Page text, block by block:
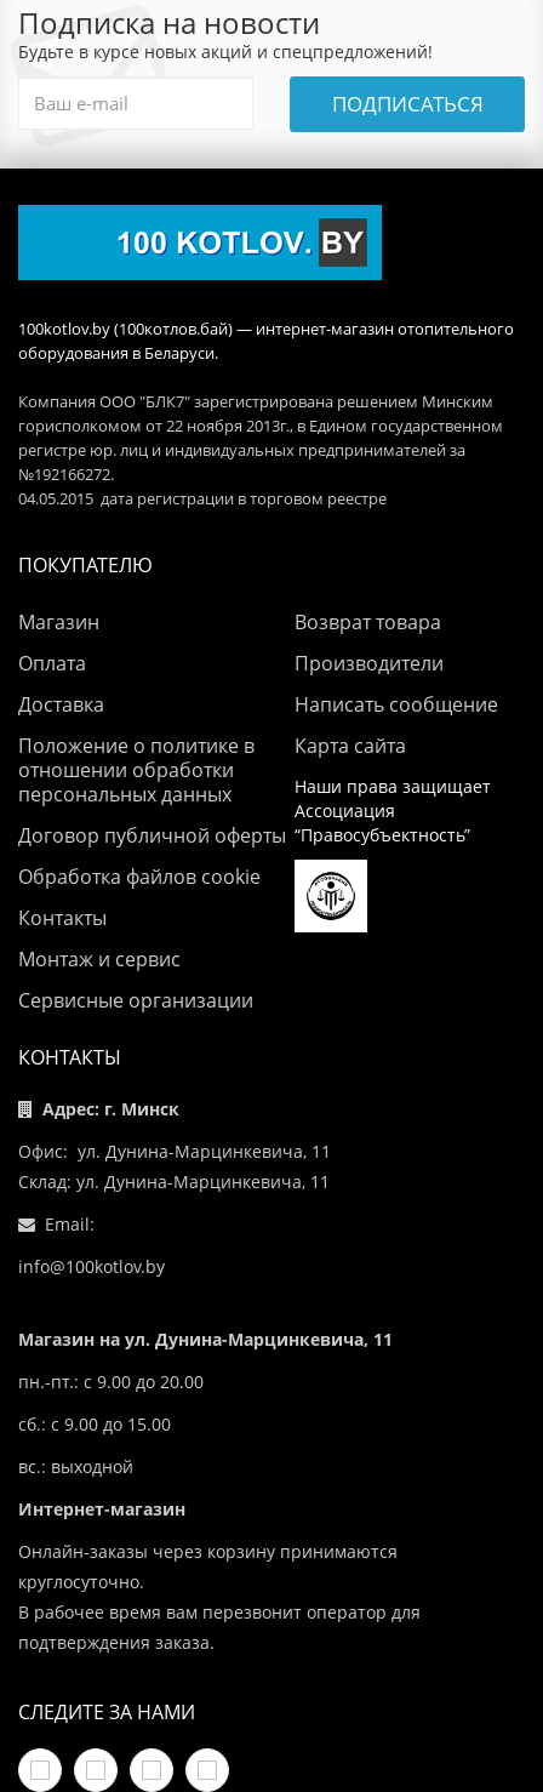
Подписка на новости
Будьте в курсе новых акций и спецпредложений!
ПОДПИСАТЬСЯ
100kotlov.by (100котлов.бай) — интернет-магазин отопительного
оборудования в Беларуси.
Компания ООО "БЛК7" зарегистрирована решением Минским
горисполкомом от 22 ноября 2013г., в Едином государственном
регистре юр. лиц и индивидуальных предпринимателей за
№192166272.
04.05.2015 дата регистрации в торговом реестре
ПОКУПАТЕЛЮ
Магазин
Оплата
Доставка
Положение о политике в
отношении обработки
персональных данных
Договор публичной оферты
Обработка файлов cookie
Контакты
Монтаж и сервис
Сервисные организации
Возврат товара
Производители
Написать сообщение
Карта сайта
Наши права защищает
Ассоциация
“Правосубъектность”
КОНТАКТЫ
Адрес: г. Минск
Офис: ул. Дунина-Марцинкевича, 11
Склад: ул. Дунина-Марцинкевича, 11
Email:
info@100kotlov.by
Магазин на ул. Дунина-Марцинкевича, 11
пн.-пт.: с 9.00 до 20.00
сб.: с 9.00 до 15.00
вс.: выходной
Интернет-магазин
Онлайн-заказы через корзину принимаются
круглосуточно.
В рабочее время вам перезвонит оператор для
подтверждения заказа.
СЛЕДИТЕ ЗА НАМИ